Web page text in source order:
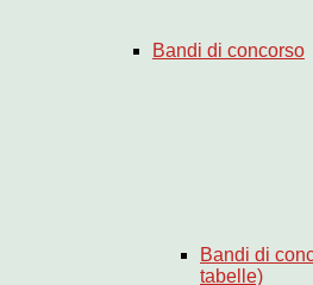
Bandi di concorso
Bandi di
tabelle)